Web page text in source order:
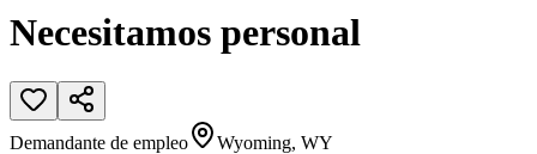
Necesitamos personal
Demandante de empleo
Wyoming, WY